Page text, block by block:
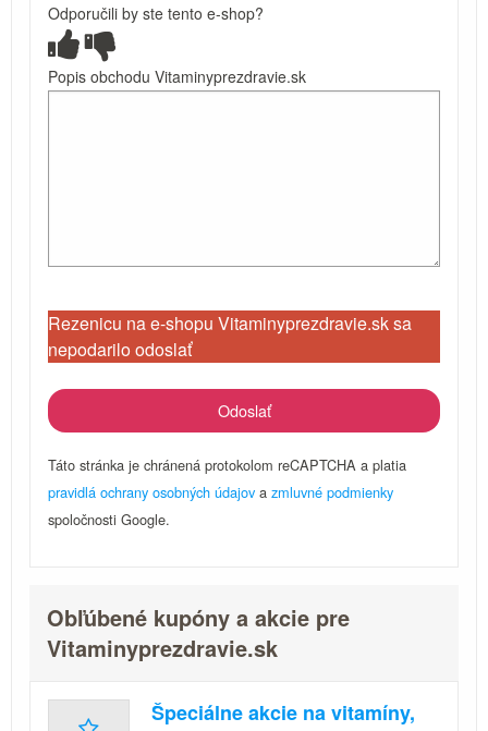
Odporučili by ste tento e-shop?
Popis obchodu Vitaminyprezdravie.sk
Rezenicu na e-shopu Vitaminyprezdravie.sk sa
nepodarilo odoslať
Táto stránka je chránená protokolom reCAPTCHA a platia
pravidlá ochrany osobných údajov a zmluvné podmienky
spoločnosti Google.
Obľúbené kupóny a akcie pre
Vitaminyprezdravie.sk
Špeciálne akcie na vitamíny,